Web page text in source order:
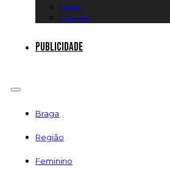
Futsal
Diversos
Publicidade
Braga
Região
Feminino